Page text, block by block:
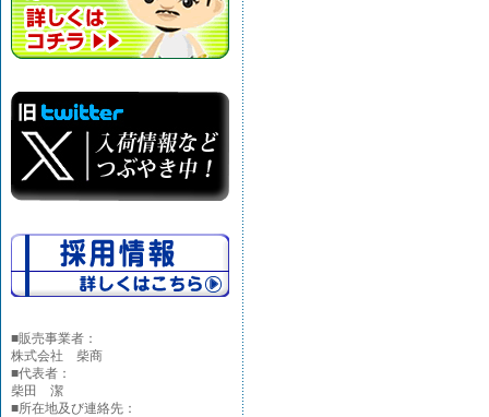
■販売事業者：
株式会社 柴商
■代表者：
柴田 潔
■所在地及び連絡先：